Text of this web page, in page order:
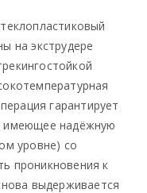
на экструдере
гарантирует
имеющее надёжную
уровне) со
проникновения к
выдерживается